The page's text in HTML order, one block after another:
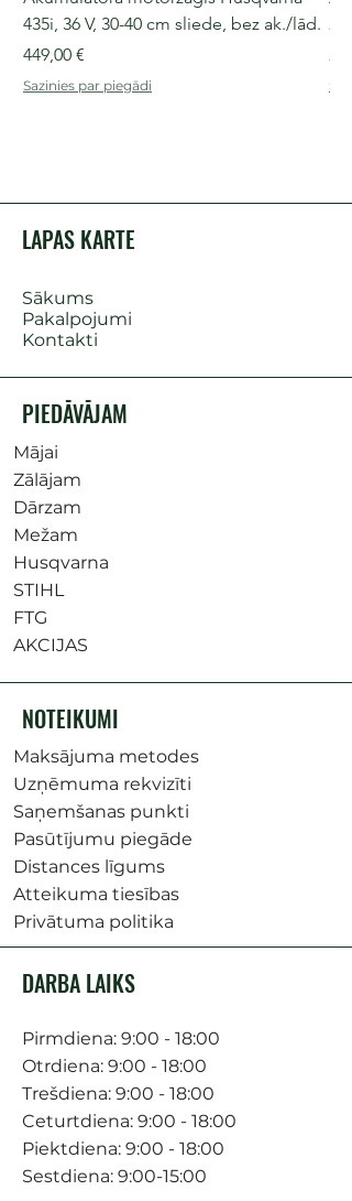
435i, 36 V, 30-40 cm sliede, bez ak./lād.
Cena
449,00 €
Sazinies par piegādi
LAPAS KARTE
Sākums
Pakalpojumi
Kontakti
PIEDĀVĀJAM
Mājai
Zālājam
Dārzam
Mežam
Husqvarna
STIHL
FTG
AKCIJAS
NOTEIKUMI
Maksājuma metodes
Uzņēmuma rekvizīti
Saņemšanas punkti
Pasūtījumu piegāde
Distances līgums
Atteikuma tiesības
Privātuma politika
DARBA LAIKS
Pirmdiena: 9:00 - 18:00
Otrdiena: 9:00 - 18:00
Trešdiena: 9:00 - 18:00
Ceturtdiena: 9:00 - 18:00
Piektdiena: 9:00 - 18:00
Sestdiena: 9:00-15:00